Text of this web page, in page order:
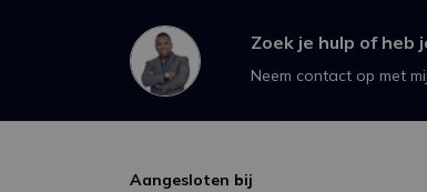
Zoek je hulp of heb
Neem contact op met
Aangesloten bij